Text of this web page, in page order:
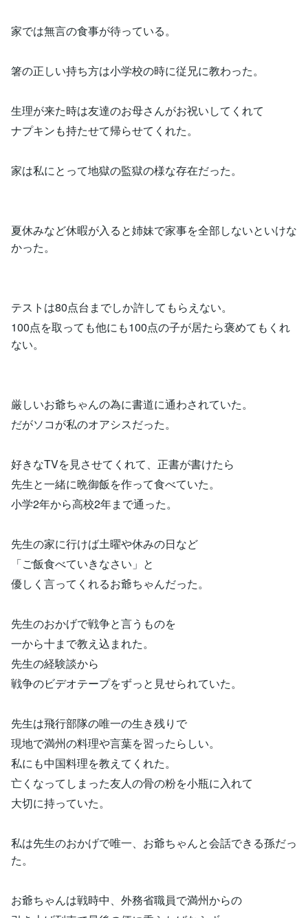
家では無言の食事が待っている。
箸の正しい持ち方は小学校の時に従兄に教わった。
生理が来た時は友達のお母さんがお祝いしてくれて
ナプキンも持たせて帰らせてくれた。
家は私にとって地獄の監獄の様な存在だった。
夏休みなど休暇が入ると姉妹で家事を全部しないといけな
かった。
テストは80点台までしか許してもらえない。
100点を取っても他にも100点の子が居たら褒めてもくれ
ない。
厳しいお爺ちゃんの為に書道に通わされていた。
だがソコが私のオアシスだった。
好きなTVを見させてくれて、正書が書けたら
先生と一緒に晩御飯を作って食べていた。
小学2年から高校2年まで通った。
先生の家に行けば土曜や休みの日など
「ご飯食べていきなさい」と
優しく言ってくれるお爺ちゃんだった。
先生のおかげで戦争と言うものを
一から十まで教え込まれた。
先生の経験談から
戦争のビデオテープをずっと見せられていた。
先生は飛行部隊の唯一の生き残りで
現地で満州の料理や言葉を習ったらしい。
私にも中国料理を教えてくれた。
亡くなってしまった友人の骨の粉を小瓶に入れて
大切に持っていた。
私は先生のおかげで唯一、お爺ちゃんと会話できる孫だっ
た。
お爺ちゃんは戦時中、外務省職員で満州からの